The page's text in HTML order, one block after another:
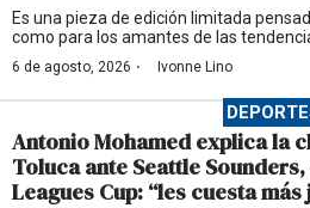
Es una pieza de edición limitada
como para los amantes de las
6 de agosto, 2026 · Ivonne Lino
Antonio Mohamed explica la
Toluca ante Seattle
Leagues Cup: “les cuesta más